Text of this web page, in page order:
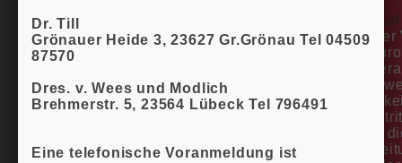
6.5 Recht
Jede von der
das vom
von dem
verlangen,
Die
Person
ermöglicht,
Die
Dr. Till
Grönauer Heide 3, 23627 Gr.Grönau Tel 04509
87570
Dres. v. Wees und Modlich
Brehmerstr. 5, 23564 Lübeck Tel 796491
Eine telefonische Voranmeldung ist